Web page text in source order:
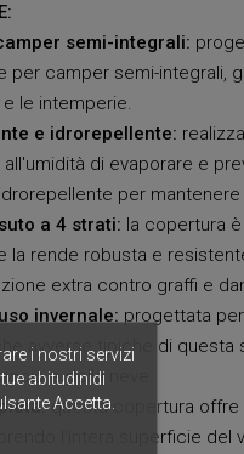
semi-integrali:
per camper semi-integrali,
le intemperie.
e idrorepellente:
di evaporare e
per
a 4 strati: la copertura
la rende robusta e
extra contro graffi e
invernale: progettata
avverse tipiche di
e della neve.
questa copertura offre
l'intera superficie
i nostri servizi
abitudinidi
Accetta.